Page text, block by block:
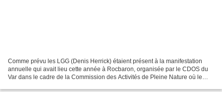
Comme prévu les LGG (Denis Herrick) étaient présent à la manifestation
annuelle qui avait lieu cette année à Rocbaron, organisée par le CDOS du
Var dans le cadre de la Commission des Activités de Pleine Nature où le